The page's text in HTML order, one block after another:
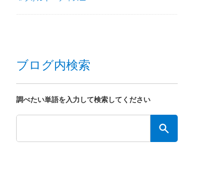
ブログ内検索
調べたい単語を入力して検索してください